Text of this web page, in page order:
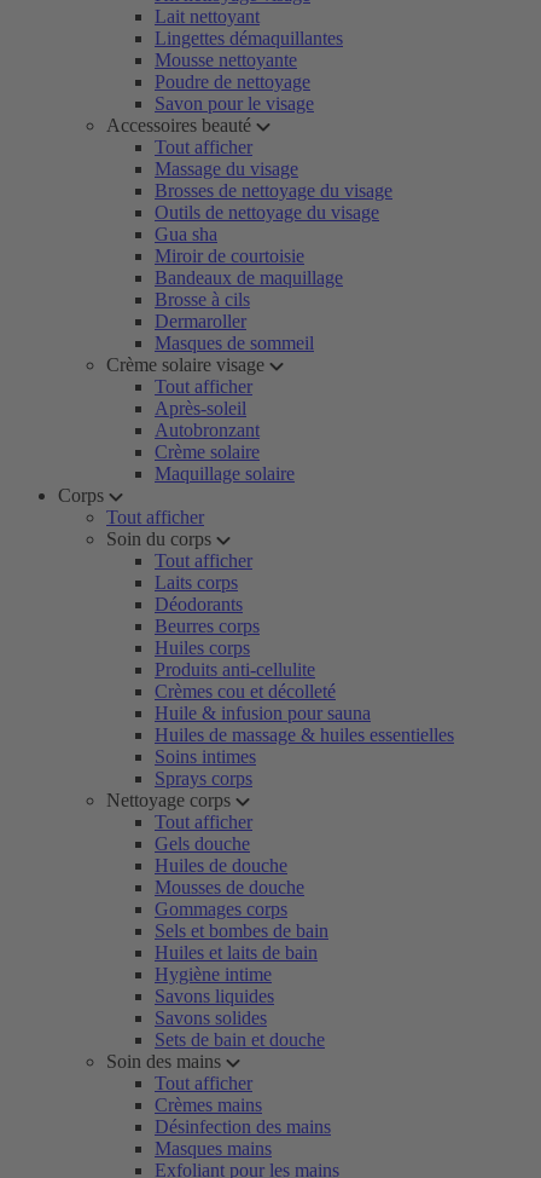
Lait nettoyant
Lingettes démaquillantes
Mousse nettoyante
Poudre de nettoyage
Savon pour le visage
Accessoires beauté
Tout afficher
Massage du visage
Brosses de nettoyage du visage
Outils de nettoyage du visage
Gua sha
Miroir de courtoisie
Bandeaux de maquillage
Brosse à cils
Dermaroller
Masques de sommeil
Crème solaire visage
Tout afficher
Après-soleil
Autobronzant
Crème solaire
Maquillage solaire
Corps
Tout afficher
Soin du corps
Tout afficher
Laits corps
Déodorants
Beurres corps
Huiles corps
Produits anti-cellulite
Crèmes cou et décolleté
Huile & infusion pour sauna
Huiles de massage & huiles essentielles
Soins intimes
Sprays corps
Nettoyage corps
Tout afficher
Gels douche
Huiles de douche
Mousses de douche
Gommages corps
Sels et bombes de bain
Huiles et laits de bain
Hygiène intime
Savons liquides
Savons solides
Sets de bain et douche
Soin des mains
Tout afficher
Crèmes mains
Désinfection des mains
Masques mains
Exfoliant pour les mains